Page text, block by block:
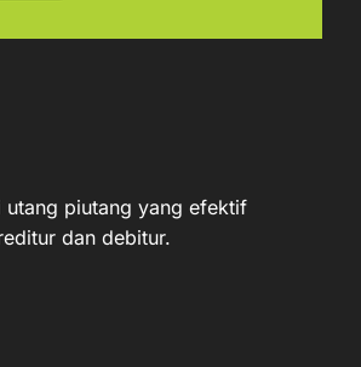
utang piutang yang efektif
dan debitur.